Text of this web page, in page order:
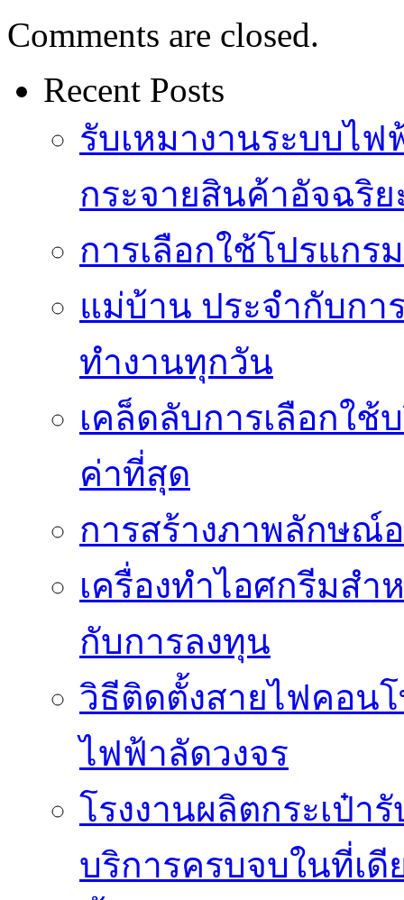
Comments are closed.
Recent Posts
รับเหมางานระบบไ
กระจายสินค้าอัจฉริย
การเลือกใช้โปรแกร
แม่บ้าน ประจำกับกา
ทำงานทุกวัน
เคล็ดลับการเลือกใช้
ค่าที่สุด
การสร้างภาพลักษณ์
เครื่องทำไอศกรีมสำ
กับการลงทุน
วิธีติดตั้งสายไฟคอน
ไฟฟ้าลัดวงจร
โรงงานผลิตกระเป๋า
บริการครบจบในที่เดี